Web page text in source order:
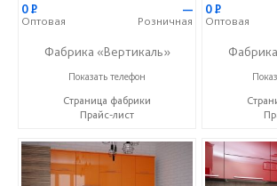
0Р
Оптовая
—
Розничная
Фабрика «Вертикаль»
+7 (927) 38-059-88
Показать телефон
Страница фабрики
Прайс-лист
0Р
Оптовая
+7